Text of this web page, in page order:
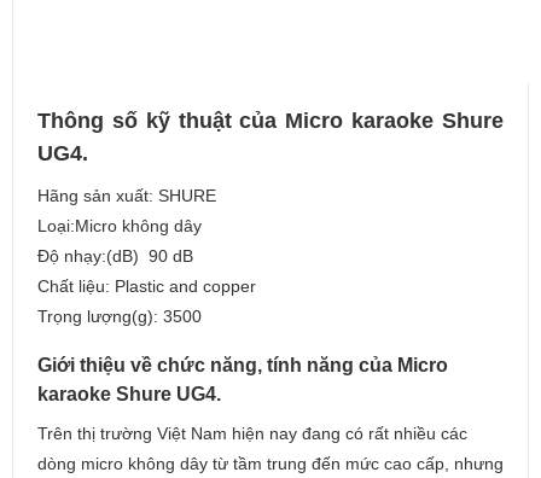
Thông số kỹ thuật của Micro karaoke Shure
UG4.
Hãng sản xuất: SHURE
Loại:Micro không dây
Độ nhạy:(dB) 90 dB
Chất liệu: Plastic and copper
Trọng lượng(g): 3500
Giới thiệu về chức năng, tính năng của Micro
karaoke Shure UG4.
Trên thị trường Việt Nam hiện nay đang có rất nhiều các
dòng micro không dây từ tầm trung đến mức cao cấp, nhưng